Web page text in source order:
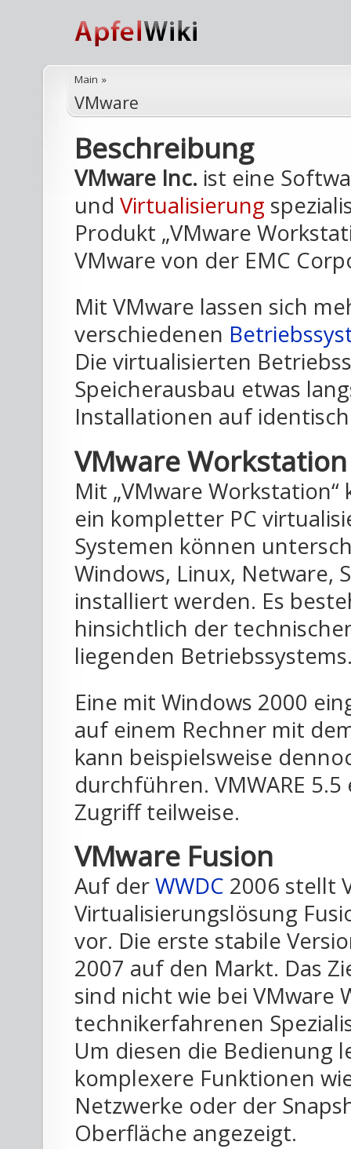
Main »
VMware
Beschreibung
VMware Inc. ist eine
und Virtualisierung
Produkt „VMware
VMware von der EMC
Mit VMware lassen sich
verschiedenen
Die virtualisierten
Speicherausbau etwas
Installationen auf
VMware Workstation
Mit „VMware
ein kompletter PC
Systemen können
Windows, Linux, Netware,
installiert werden. Es
hinsichtlich der
liegenden
Eine mit Windows 2000
auf einem Rechner mit
kann beispielsweise
durchführen. VMWARE
Zugriff teilweise.
VMware Fusion
Auf derWWDC 2006 stellt
Virtualisierungslösung
vor. Die erste stabile
2007 auf den Markt. Das
sind nicht wie bei VMware
technikerfahrenen
Um diesen die Bedienung
komplexere Funktionen
Netzwerke oder der
Oberfläche angezeigt.